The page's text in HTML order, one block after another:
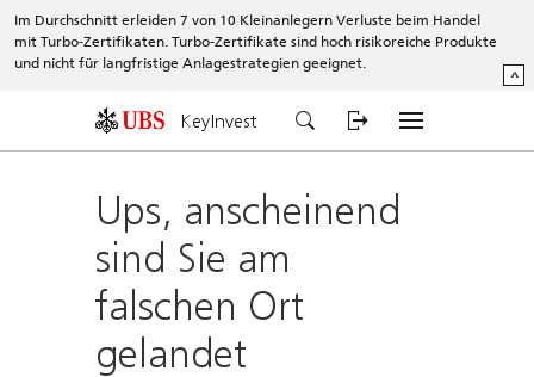
Im Durchschnitt erleiden 7 von 10 Kleinanlegern Verluste beim Handel
mit Turbo-Zertifikaten. Turbo-Zertifikate sind hoch risikoreiche Produkte
und nicht für langfristige Anlagestrategien geeignet.
^
KeyInvest
Ups, anscheinend
sind Sie am
falschen Ort
gelandet